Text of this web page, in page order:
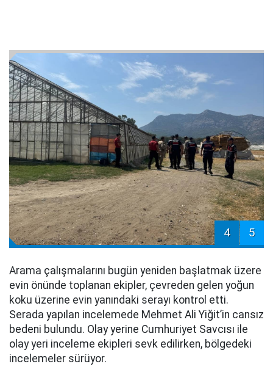
4 5
Arama çalışmalarını bugün yeniden başlatmak üzere
evin önünde toplanan ekipler, çevreden gelen yoğun
koku üzerine evin yanındaki serayı kontrol etti.
Serada yapılan incelemede Mehmet Ali Yiğit’in cansız
bedeni bulundu. Olay yerine Cumhuriyet Savcısı ile
olay yeri inceleme ekipleri sevk edilirken, bölgedeki
incelemeler sürüyor.